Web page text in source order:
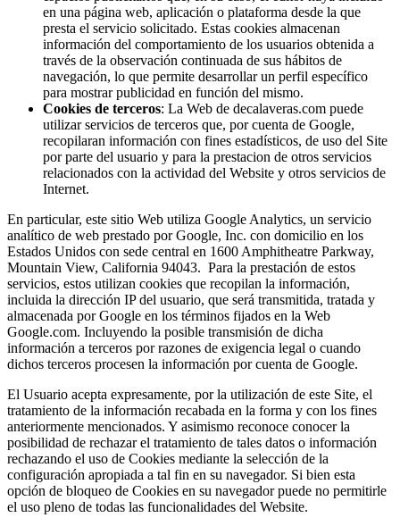
en una página web, aplicación o plataforma desde la que
presta el servicio solicitado. Estas cookies almacenan
información del comportamiento de los usuarios obtenida a
través de la observación continuada de sus hábitos de
navegación, lo que permite desarrollar un perfil específico
para mostrar publicidad en función del mismo.
Cookies de terceros: La Web de decalaveras.com puede
utilizar servicios de terceros que, por cuenta de Google,
recopilaran información con fines estadísticos, de uso del Site
por parte del usuario y para la prestacion de otros servicios
relacionados con la actividad del Website y otros servicios de
Internet.
En particular, este sitio Web utiliza Google Analytics, un servicio
analítico de web prestado por Google, Inc. con domicilio en los
Estados Unidos con sede central en 1600 Amphitheatre Parkway,
Mountain View, California 94043. Para la prestación de estos
servicios, estos utilizan cookies que recopilan la información,
incluida la dirección IP del usuario, que será transmitida, tratada y
almacenada por Google en los términos fijados en la Web
Google.com. Incluyendo la posible transmisión de dicha
información a terceros por razones de exigencia legal o cuando
dichos terceros procesen la información por cuenta de Google.
El Usuario acepta expresamente, por la utilización de este Site, el
tratamiento de la información recabada en la forma y con los fines
anteriormente mencionados. Y asimismo reconoce conocer la
posibilidad de rechazar el tratamiento de tales datos o información
rechazando el uso de Cookies mediante la selección de la
configuración apropiada a tal fin en su navegador. Si bien esta
opción de bloqueo de Cookies en su navegador puede no permitirle
el uso pleno de todas las funcionalidades del Website.